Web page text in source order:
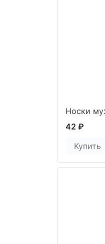
Носки
42 ₽
Купить